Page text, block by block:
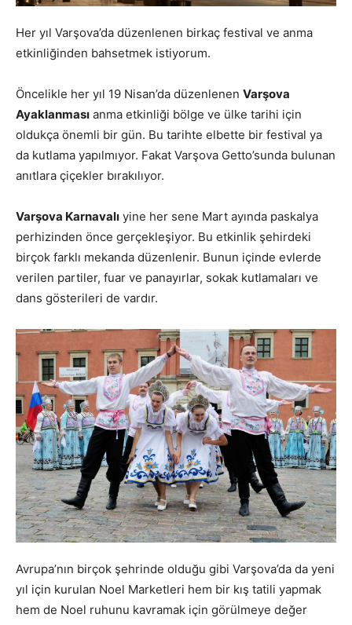
Her yıl Varşova’da düzenlenen birkaç festival ve anma
etkinliğinden bahsetmek istiyorum.
Öncelikle her yıl 19 Nisan’da düzenlenen Varşova
Ayaklanması anma etkinliği bölge ve ülke tarihi için
oldukça önemli bir gün. Bu tarihte elbette bir festival ya
da kutlama yapılmıyor. Fakat Varşova Getto’sunda bulunan
anıtlara çiçekler bırakılıyor.
Varşova Karnavalı yine her sene Mart ayında paskalya
perhizinden önce gerçekleşiyor. Bu etkinlik şehirdeki
birçok farklı mekanda düzenlenir. Bunun içinde evlerde
verilen partiler, fuar ve panayırlar, sokak kutlamaları ve
dans gösterileri de vardır.
Avrupa’nın birçok şehrinde olduğu gibi Varşova’da da yeni
yıl için kurulan Noel Marketleri hem bir kış tatili yapmak
hem de Noel ruhunu kavramak için görülmeye değer